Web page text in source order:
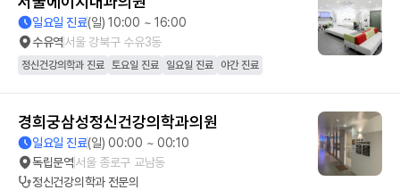
일요일 진료(일) 10:00 ~ 16:00
수유역서울 강북구 수유3동
정신건강의학과 진료 토요일 진료 일요일 진료 야간 진료
경희궁삼성정신건강의학과의원
일요일 진료(일) 00:00 ~ 00:10
독립문역서울 종로구 교남동
정신건강의학과전문의